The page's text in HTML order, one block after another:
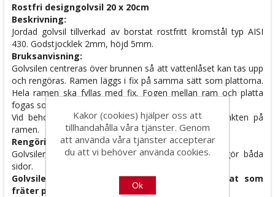
Rostfri designgolvsil 20 x 20cm
Beskrivning:
Jordad golvsil tillverkad av borstat rostfritt kromstål typ AISI
430. Godstjocklek 2mm, höjd 5mm.
Bruksanvisning:
Golvsilen centreras över brunnen så att vattenlåset kan tas upp
och rengöras. Ramen läggs i fix på samma sätt som plattorna.
Hela ramen ska fyllas med fix. Fogen mellan ram och platta
fogas som golvet.
Vid behov av jordning: kabeln fästs till jordningspunkten på
ramen.
Rengöring och underhåll:
Golvsilen rengörs efter behov med Fila PS/87, rengör båda
sidor.
Golvsilen får inte utsättas för syra och annat som
fräter på stål ex urin.
Kakor (cookies) hjälper oss att
tillhandahålla våra tjänster. Genom
att använda våra tjänster accepterar
du att vi behöver använda cookies.
Ok